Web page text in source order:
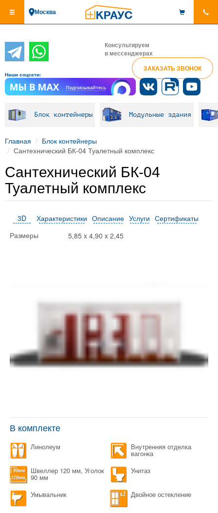
основному
Москва
Консультируем
в мессенджерах
ЗАКАЗАТЬ ЗВОНОК
Наши соцсети:
Блок контейнеры Модульные здания
Главная
Блок контейнеры
Сантехнический БК-04 Туалетный комплекс
Сантехнический БК-04
Туалетный комплекс
3D Характеристики Описание Услуги Сертификаты
Размеры 5,85 x 4,90 x 2,45
В комплекте
Линолеум Внутренняя отделка
вагонка
Швеллер 120 мм, Уголок
90 мм
Унитаз
Умывальник Двойное остекление